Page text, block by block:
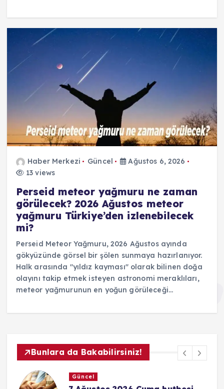
Haber Merkezi Güncel
Ağustos 6, 2026
13 views
Perseid meteor yağmuru ne zaman
görülecek? 2026 Ağustos meteor
yağmuru Türkiye’den izlenebilecek
mi?
Perseid Meteor Yağmuru, 2026 Ağustos ayında
gökyüzünde görsel bir şölen sunmaya hazırlanıyor.
Halk arasında "yıldız kayması" olarak bilinen doğa
olayını takip etmek isteyen astronomi meraklıları,
meteor yağmurunun en yoğun görüleceği…
Bunlara da Bakabilirsiniz!